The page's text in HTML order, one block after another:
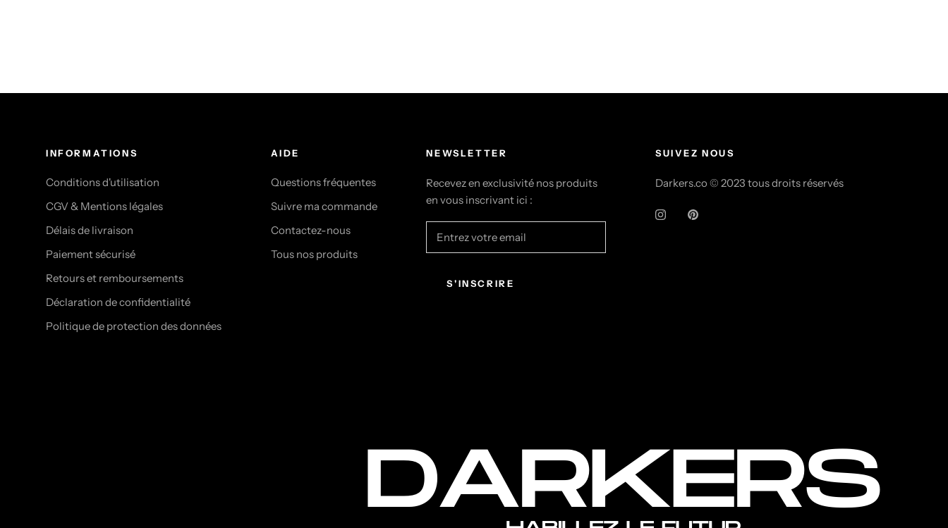
INFORMATIONS
Conditions d'utilisation
CGV & Mentions légales
Délais de livraison
Paiement sécurisé
Retours et remboursements
Déclaration de confidentialité
Politique de protection des données
AIDE
Questions fréquentes
Suivre ma commande
Contactez-nous
Tous nos produits
NEWSLETTER
Recevez en exclusivité nos produits
en vous inscrivant ici :
S'INSCRIRE
SUIVEZ NOUS
Darkers.co © 2023 tous droits réservés